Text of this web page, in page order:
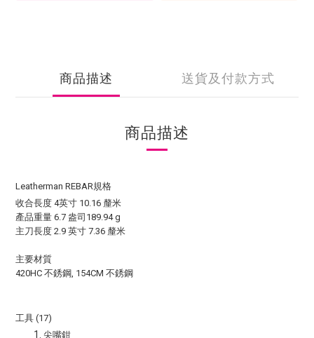
商品描述 送貨及付款方式
商品描述
Leatherman REBAR規格
收合長度 4英寸 10.16 釐米
產品重量 6.7 盎司189.94 g
主刀長度 2.9 英寸 7.36 釐米
主要材質
420HC 不銹鋼, 154CM 不銹鋼
工具 (17)
尖嘴鉗